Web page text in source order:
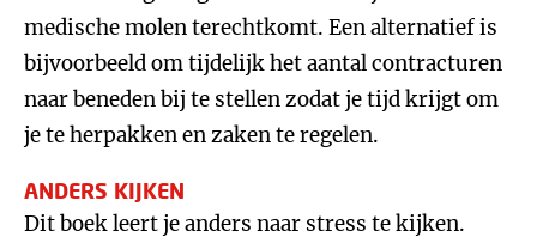
medische molen terechtkomt. Een alternatief is
bijvoorbeeld om tijdelijk het aantal contracturen
naar beneden bij te stellen zodat je tijd krijgt om
je te herpakken en zaken te regelen.
ANDERS KIJKEN
Dit boek leert je anders naar stress te kijken.